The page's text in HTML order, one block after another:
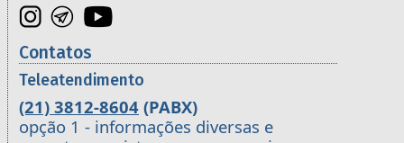
Contatos
Teleatendimento
(21) 3812-8604 (PABX)
opção 1 - informações diversas e